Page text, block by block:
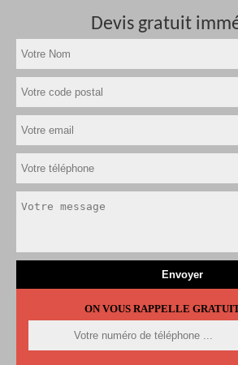
Devis gratuit
ON VOUS RAPPELLE